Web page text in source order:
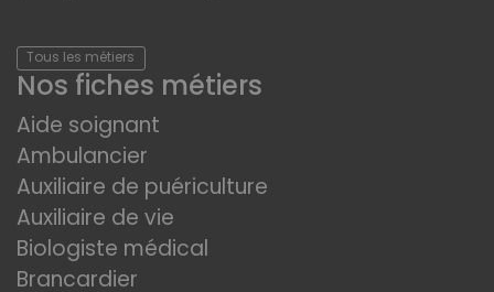
Tous les métiers
Nos fiches métiers
Aide soignant
Ambulancier
Auxiliaire de puériculture
Auxiliaire de vie
Biologiste médical
Brancardier